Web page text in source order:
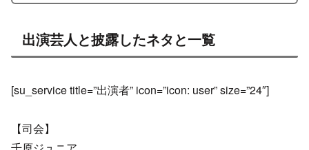
出演芸人と披露したネタと一覧
[su_service title=”出演者” icon=”icon: user” size=”24″]
【司会】